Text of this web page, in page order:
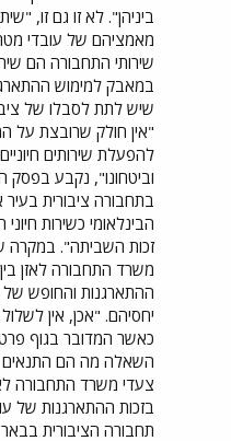
ביניהן". לא זו גם זו,
מאמציהם של עובדי
שירותי התחבורה הם
במאבק למימוש
שיש לתת לסבלו של
"אין חולק שרובצת על
להפעלת שירותים
וביטחונו", נקבע בפסק
בתחבורה ציבורית
הבינלאומי כשירות
זכות השביתה". במקרה
משרד התחבורה לאזן בין
ההתארגנות והחופש
יחסיהם. "אכן, אין
כאשר המדובר בגוף
השאלה מה הם התנאים
צעדי משרד התחבורה
בזכות ההתארגנות של
תחבורה הציבורית